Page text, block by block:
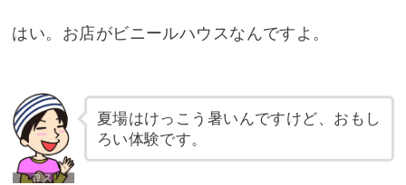
はい。お店がビニールハウスなんですよ。
夏場はけっこう暑いんですけど、おもし
ろい体験です。